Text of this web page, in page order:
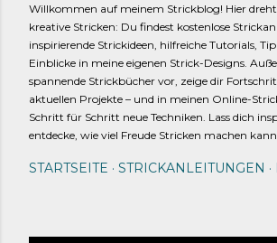
Willkommen auf meinem Strickblog! Hier dreht
kreative Stricken: Du findest kostenlose
inspirierende Strickideen, hilfreiche Tutorials,
Einblicke in meine eigenen Strick-Designs.
spannende Strickbücher vor, zeige dir
aktuellen Projekte – und in meinen Online-
Schritt für Schritt neue Techniken. Lass dich
entdecke, wie viel Freude Stricken machen
STARTSEITE STRICKANLEITUNGEN